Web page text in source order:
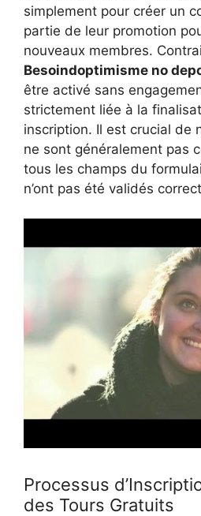
simplement pour créer un
partie de leur promotion
nouveaux membres.
Besoindoptimisme no
être activé sans
strictement liée à la
inscription. Il est crucial de
ne sont généralement pas
tous les champs du
n’ont pas été validés
Processus
des Tours Gratuits